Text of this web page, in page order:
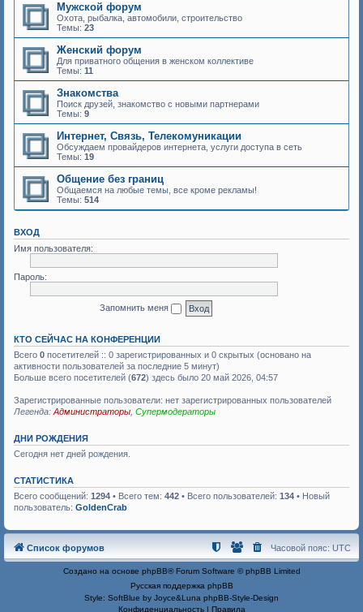
Мужской форум
Охота, рыбалка, автомобили, строительство
Темы: 23
Женский форум
Для приватного общения в женском коллективе
Темы: 11
Знакомства
Поиск друзей, знакомство с новыми партнерами
Темы: 9
Интернет, Связь, Телекомуникации
Обсуждаем провайдеров интернета, услуги доступа в сеть
Темы: 19
Общение без границ
Общаемся на любые темы, все кроме рекламы!
Темы: 514
ВХОД
Имя пользователя:
Пароль:
Запомнить меня
КТО СЕЙЧАС НА КОНФЕРЕНЦИИ
Всего 0 посетителей :: 0 зарегистрированных и 0 скрытых (основано на
активности пользователей за последние 5 минут)
Больше всего посетителей (672) здесь было 20 май 2026, 04:57
Зарегистрированные пользователи: нет зарегистрированных пользователей
Легенда: Администраторы Супермодераторы
ДНИ РОЖДЕНИЯ
Сегодня нет дней рождения.
СТАТИСТИКА
Всего сообщений: 1294 • Всего тем: 442 • Всего пользователей: 134 • Новый
пользователь: GoldenCrab
Список форумов Часовой пояс: UTC
Создано на основе phpBB® Forum Software © phpBB Limited
Русская поддержка phpBB
Style: SoftBlue by Joyce&Luna phpBB-Style-Design
Конфиденциальность| Правила